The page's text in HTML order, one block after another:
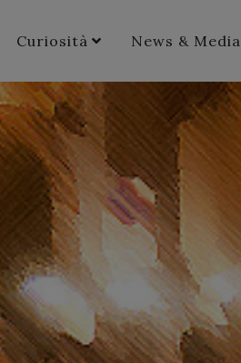
Curiosità News & Media